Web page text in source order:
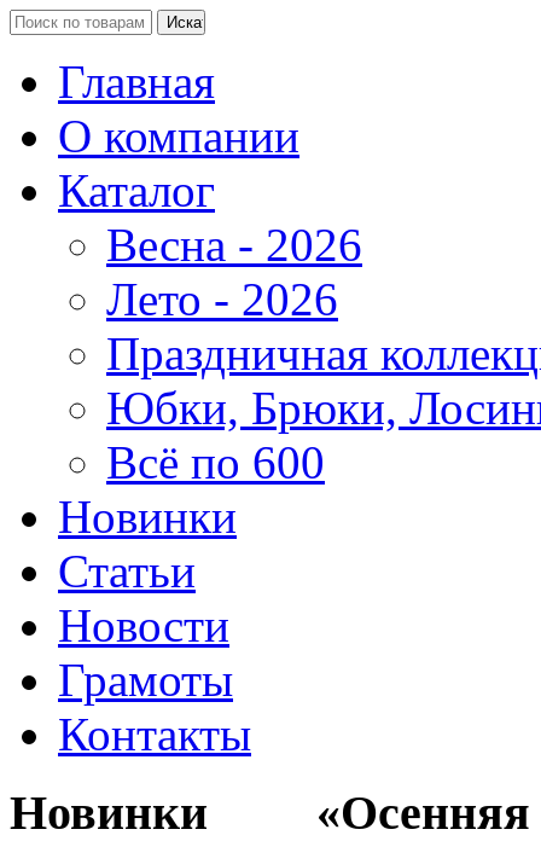
Главная
О компании
Каталог
Весна - 2026
Лето - 2026
Праздничная
Юбки, Брюки,
Всё по 600
Новинки
Статьи
Новости
Грамоты
Контакты
Новинки «Осенняя